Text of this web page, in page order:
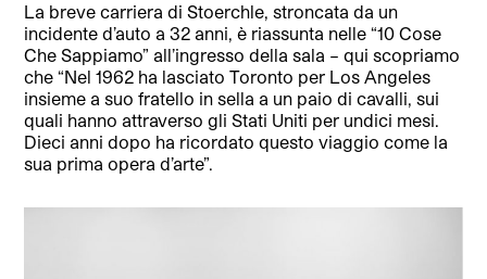
La breve carriera di Stoerchle, stroncata da un
incidente d’auto a 32 anni, è riassunta nelle “10 Cose
Che Sappiamo” all’ingresso della sala – qui scopriamo
che “Nel 1962 ha lasciato Toronto per Los Angeles
insieme a suo fratello in sella a un paio di cavalli, sui
quali hanno attraverso gli Stati Uniti per undici mesi.
Dieci anni dopo ha ricordato questo viaggio come la
sua prima opera d’arte”.